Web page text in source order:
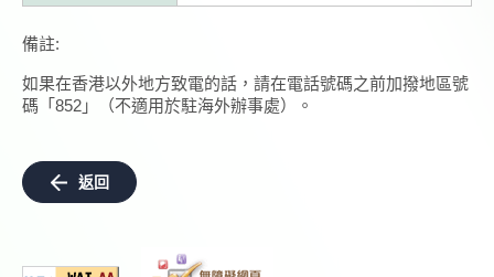
備註:
如果在香港以外地方致電的話，請在電話號碼之前加撥地區號
碼「852」（不適用於駐海外辦事處）。
返回